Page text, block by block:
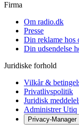
Firma
Om radio.dk
Presse
Din reklame hos
Din udsendelse
Juridiske forhold
Vilkår &
Privatlivspolitik
Juridisk
Administrer Utiq
Privacy-Manager